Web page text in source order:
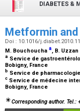
DIABETES &
Metformin
Doi : 10.1016/
M. Bouchoucha a, B. Uzzan
a Service de
Bobigny, France
b Service de
c Service de médecine
Bobigny, France
Corresponding author. Tel.: